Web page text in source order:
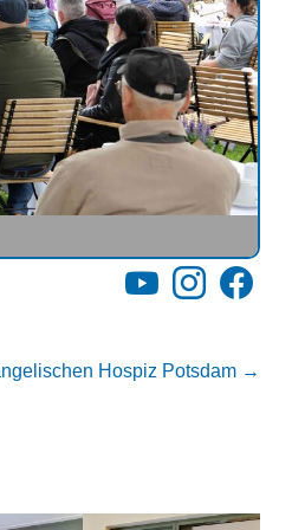
YouTubeInstagramFacebook
Hospiz Potsdam →